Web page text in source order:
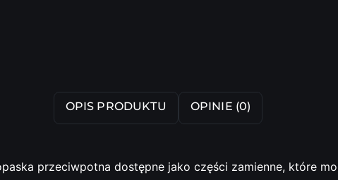
OPIS PRODUKTU OPINIE (0)
przeciwpotna dostępne jako części zamienne, które